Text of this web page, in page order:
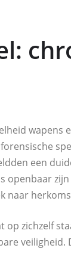
wapens
een
openbaar
naar
op zichzelf